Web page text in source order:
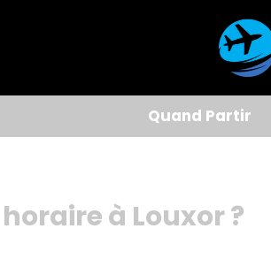
Quand Partir
à Louxor ?